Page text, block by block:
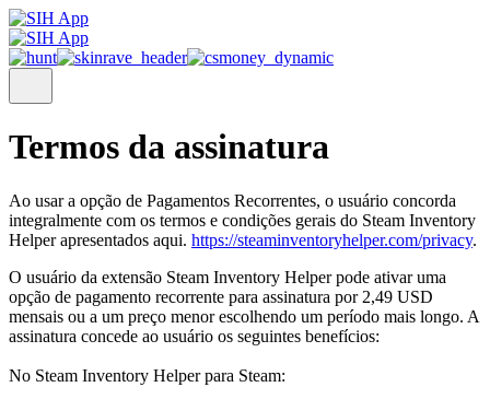
Termos da assinatura
Ao usar a opção de Pagamentos Recorrentes, o usuário concorda
integralmente com os termos e condições gerais do Steam Inventory
Helper apresentados aqui. https://steaminventoryhelper.com/privacy.
O usuário da extensão Steam Inventory Helper pode ativar uma
opção de pagamento recorrente para assinatura por 2,49 USD
mensais ou a um preço menor escolhendo um período mais longo. A
assinatura concede ao usuário os seguintes benefícios:
No Steam Inventory Helper para Steam: